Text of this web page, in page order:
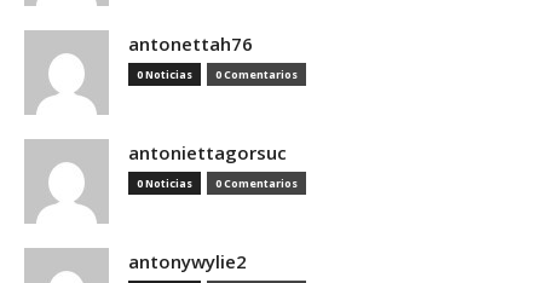
antonettah76
0 Noticias 0 Comentarios
antoniettagorsuc
0 Noticias 0 Comentarios
antonywylie2